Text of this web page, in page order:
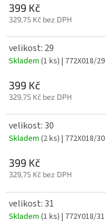
399 Kč
329,75 Kč bez DPH
velikost: 29
Skladem (1 ks) | 772X018/29
399 Kč
329,75 Kč bez DPH
velikost: 30
Skladem (2 ks) | 772X018/30
399 Kč
329,75 Kč bez DPH
velikost: 31
Skladem (1 ks) | 772Y018/31